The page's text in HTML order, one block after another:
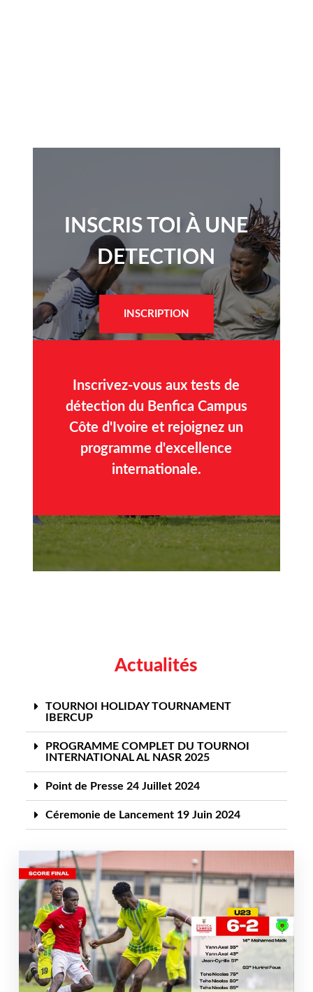
INSCRIS TOI À UNE
DETECTION​
INSCRIPTION
Inscrivez-vous aux tests de
détection du Benfica Campus
Côte d'Ivoire et rejoignez un
programme d'excellence
internationale.
Actualités
TOURNOI HOLIDAY TOURNAMENT
IBERCUP
PROGRAMME COMPLET DU TOURNOI
INTERNATIONAL AL NASR 2025
Point de Presse 24 Juillet 2024
Céremonie de Lancement 19 Juin 2024